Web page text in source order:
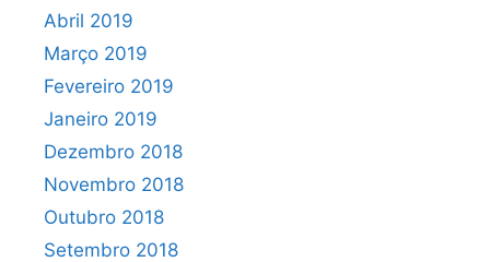
Abril 2019
Março 2019
Fevereiro 2019
Janeiro 2019
Dezembro 2018
Novembro 2018
Outubro 2018
Setembro 2018